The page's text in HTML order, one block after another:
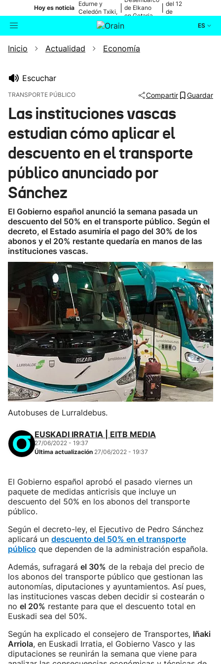
Hoy es noticia
Edurne y
Celedón Txiki,
en directo
de Elkano
en Getaria
del 12
de
ES
Buscador Actualidad
Ikusmiran
Eguraldia
Inicio Actualidad Economía
Escuchar
TRANSPORTE PÚBLICO Compartir Guardar
Las instituciones vascas
estudian cómo aplicar el
descuento en el transporte
público anunciado por
Sánchez
El Gobierno español anunció la semana pasada un
descuento del 50% en el transporte público. Según el
decreto, el Estado asumiría el pago del 30% de los
abonos y el 20% restante quedaría en manos de las
instituciones vascas.
Autobuses de Lurraldebus.
EUSKADI IRRATIA | EITB MEDIA
27/06/2022 - 19:37
Última actualización 27/06/2022 - 19:37
El Gobierno español aprobó el pasado viernes un
paquete de medidas anticrisis que incluye un
descuento del 50% en los abonos del transporte
público.
Según el decreto-ley, el Ejecutivo de Pedro Sánchez
aplicará un descuento del 50% en el transporte
público que dependen de la administración española.
Además, sufragará el 30% de la rebaja del precio de
los abonos del transporte público que gestionan las
autonomías, diputaciones y ayuntamientos. Así pues,
las instituciones vascas deben decidir si costearán o
no el 20% restante para que el descuento total en
Euskadi sea del 50%.
Según ha explicado el consejero de Transportes, Iñaki
Arriola, en Euskadi Irratia, el Gobierno Vasco y las
diputaciones se reunirán la semana que viene para